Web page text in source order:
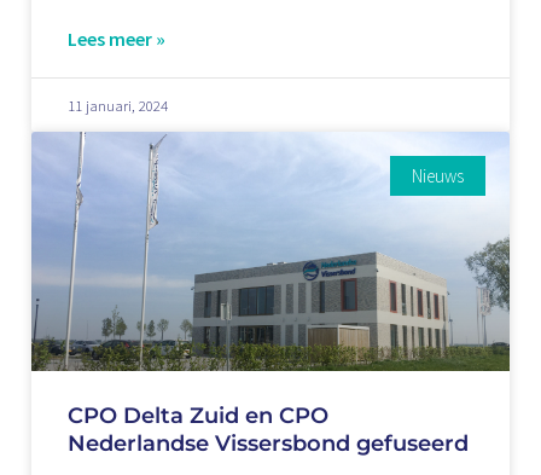
Lees meer »
11 januari, 2024
Nieuws
CPO Delta Zuid en CPO
Nederlandse Vissersbond gefuseerd